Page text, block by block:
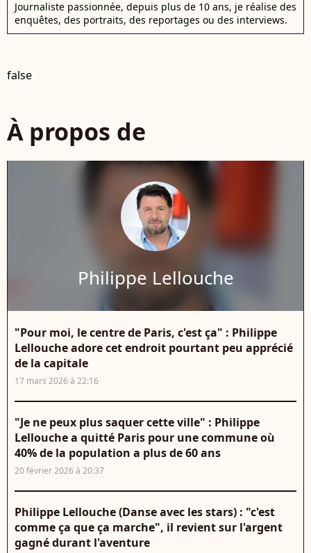
Journaliste passionnée, depuis plus de 10 ans, je réalise des
enquêtes, des portraits, des reportages ou des interviews.
false
À propos de
Philippe Lellouche
"Pour moi, le centre de Paris, c'est ça" : Philippe
Lellouche adore cet endroit pourtant peu apprécié
de la capitale
17 mars 2026 à 22:16
"Je ne peux plus saquer cette ville" : Philippe
Lellouche a quitté Paris pour une commune où
40% de la population a plus de 60 ans
20 février 2026 à 20:37
Philippe Lellouche (Danse avec les stars) : "c'est
comme ça que ça marche", il revient sur l'argent
gagné durant l'aventure